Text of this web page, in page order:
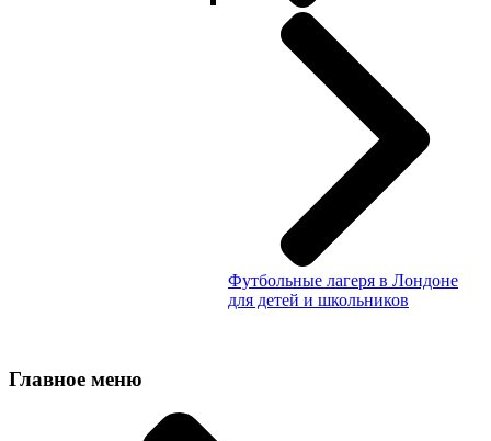
Футбольные лагеря в Лондоне
для детей и школьников
Главное меню